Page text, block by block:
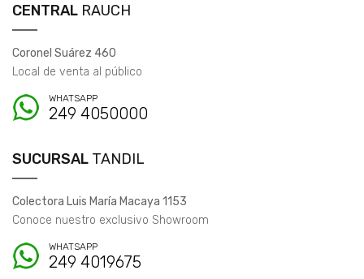
CENTRAL RAUCH
Coronel Suárez 460
Local de venta al público
WHATSAPP
249 4050000
SUCURSAL TANDIL
Colectora Luis María Macaya 1153
Conoce nuestro exclusivo Showroom
WHATSAPP
249 4019675